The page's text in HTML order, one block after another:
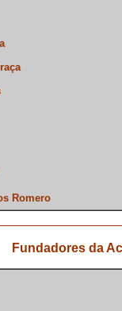
Romero
Fundadores da